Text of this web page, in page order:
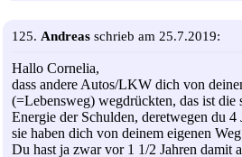
125. Andreas schrieb am 25.7.2019:
Hallo Cornelia,
dass andere Autos/LKW dich von
(=Lebensweg) wegdrückten, das ist die
Energie der Schulden, deretwegen du 4
sie haben dich von deinem eigenen
Du hast ja zwar vor 1 1/2 Jahren damit